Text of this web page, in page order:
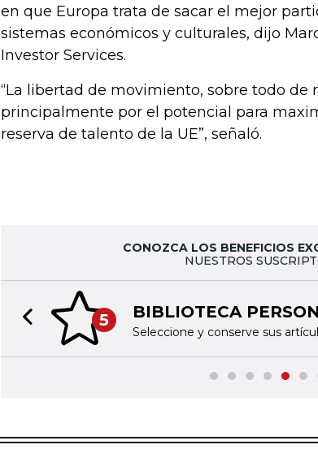
en que Europa trata de sacar el mejor
sistemas económicos y culturales, dijo
Investor Services.
“La libertad de movimiento, sobre todo de
principalmente por el potencial para
reserva de talento de la UE”, señaló.
CONOZCA LOS BENEFICIOS
NUESTROS
5 BIBLIOTECA
Seleccione y conserve sus
Previous slide